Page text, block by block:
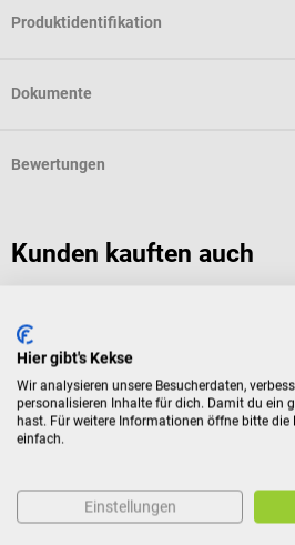
Produktidentifikation
Dokumente
Bewertungen
Kunden kauften auch
Pilomat Tablettenschneider
Teilt jede Tabletten sauber in 2 Hälften
Hier gibt's Kekse
Wir analysieren unsere Besucherdaten,
personalisieren Inhalte für dich. Damit du ein
hast. Für weitere Informationen öffne bitte
einfach.
Einstellungen